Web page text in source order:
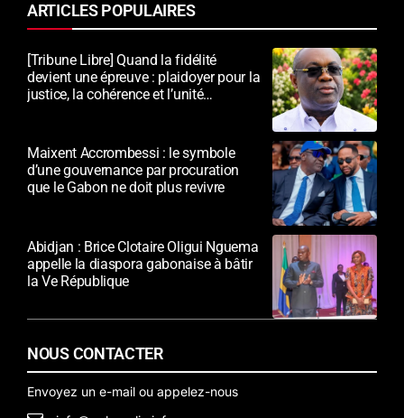
ARTICLES POPULAIRES
[Tribune Libre] Quand la fidélité
devient une épreuve : plaidoyer pour la
justice, la cohérence et l’unité
Maixent Accrombessi : le symbole
d’une gouvernance par procuration
que le Gabon ne doit plus revivre
Abidjan : Brice Clotaire Oligui Nguema
appelle la diaspora gabonaise à bâtir
la Ve République
NOUS CONTACTER
Envoyez un e-mail ou appelez-nous